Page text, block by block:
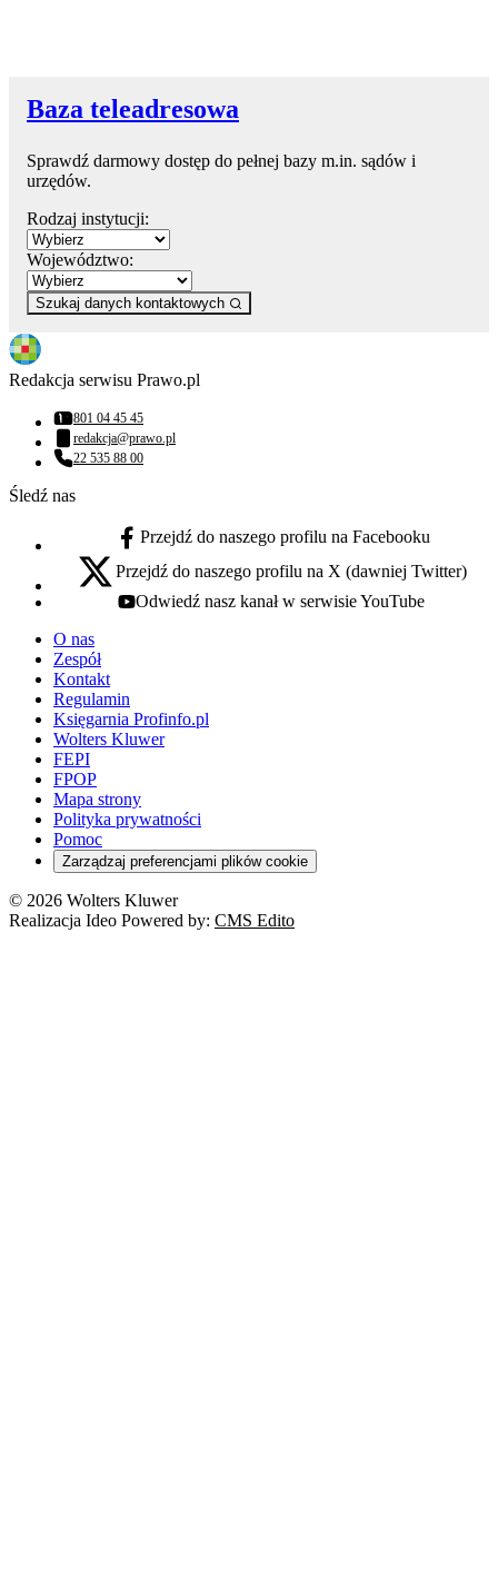
Baza teleadresowa
Sprawdź darmowy dostęp do pełnej bazy m.in. sądów i
urzędów.
Rodzaj instytucji:
Województwo:
Szukaj danych kontaktowych
Redakcja serwisu Prawo.pl
Numer telefonu:
801 04 45 45
Adres email:
redakcja@prawo.pl
Numer telefonu:
22 535 88 00
Śledź nas
facebook - otwiera się w nowej karcie
Przejdź do naszego profilu na Facebooku
x - otwiera się w nowej karcie
Przejdź do naszego profilu na X (dawniej Twitter)
youtube - otwiera się w nowej karcie
Odwiedź nasz kanał w serwisie YouTube
O nas
Zespół
Kontakt
Regulamin
Księgarnia Profinfo.pl
Wolters Kluwer
FEPI
FPOP
Mapa strony
Polityka prywatności
Pomoc
Zarządzaj preferencjami plików cookie
© 2026 Wolters Kluwer
Realizacja Ideo Powered by: CMS Edito